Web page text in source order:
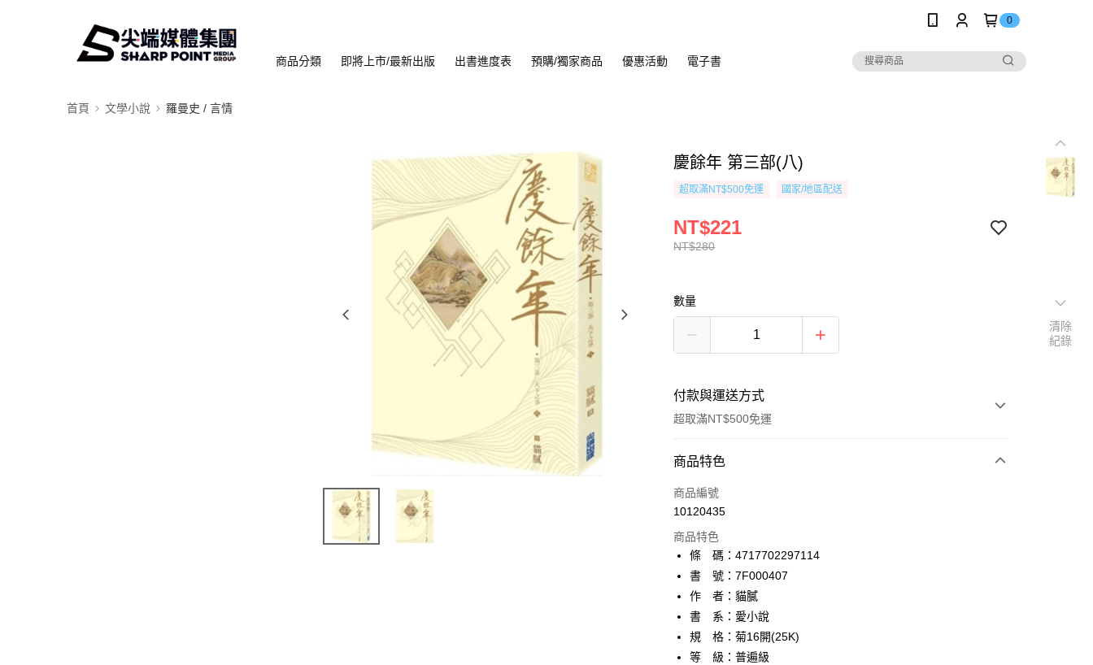
0
商品分類 即將上市/最新出版 出書進度表 預購/獨家商品 優惠活動 電子書
首頁 文學小說 羅曼史 / 言情
慶餘年 第三部(八)
超取滿NT$500免運 國家/地區配送
NT$280
NT$221
數量
付款與運送方式
超取滿NT$500免運
付款方式
信用卡一次付款
AFTEE先享後付
相關說明
AFTEE先享後付是「在收到商品之後才付款」的支付方式。 讓您購物簡單
便利好安心！
１．簡單：不需註冊會員、不需綁卡、不需儲值。
２．便利：只要手機號碼，簡訊認證，即可結帳。
３．安心：先確認商品／服務後，再付款。
ATM付款
運送方式
商品特色
商品編號
10120435
商品特色
條 碼：4717702297114
書 號：7F000407
作 者：貓膩
書 系：愛小說
規 格：菊16開(25K)
等 級：普遍級
清除
紀錄